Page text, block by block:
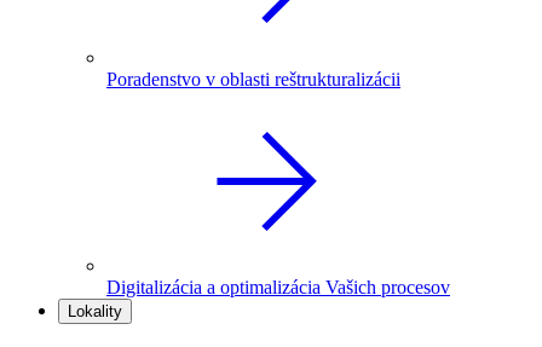
Poradenstvo v oblasti reštrukturalizácii
Digitalizácia a optimalizácia Vašich procesov
Lokality